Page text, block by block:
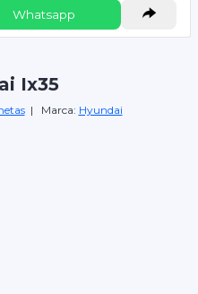
Whatsapp
Ix35
| Marca: Hyundai